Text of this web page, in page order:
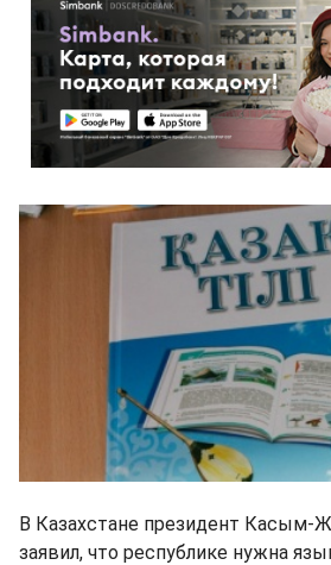
В Казахстане президент Касым-
заявил, что республике нужна